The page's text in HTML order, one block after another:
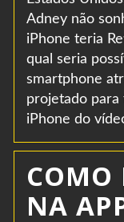
Adney não
iPhone teria
qual seria
smartphone
projetado
iPhone do
COMO
NA